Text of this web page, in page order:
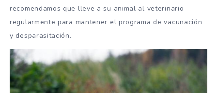
recomendamos que lleve a su animal al veterinario
regularmente para mantener el programa de vacunación
y desparasitación.